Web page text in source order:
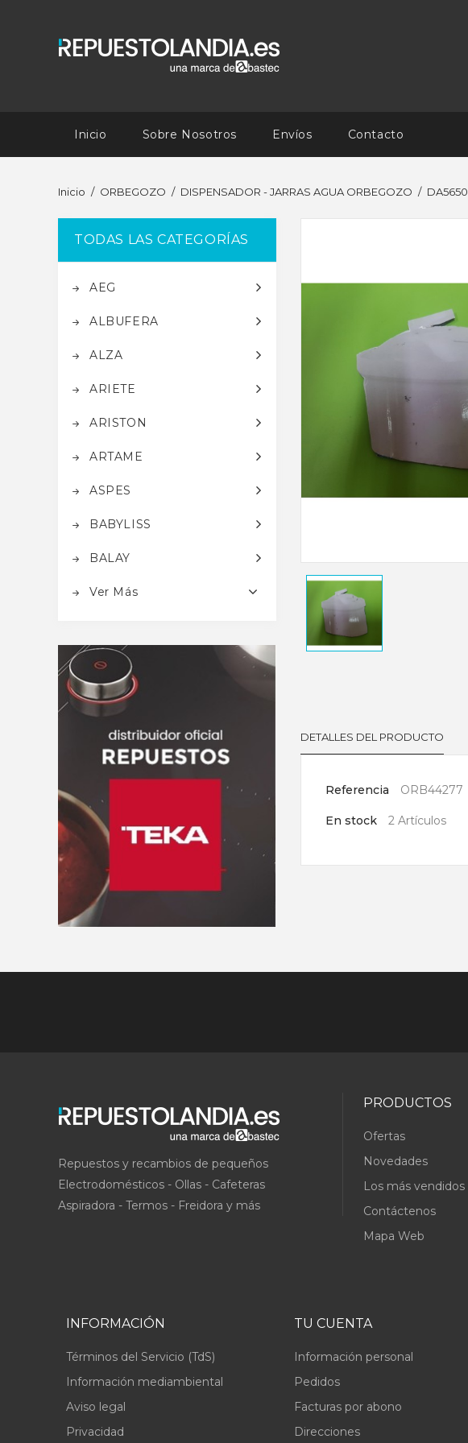
Inicio Sobre Nosotros Envíos Contacto
Inicio ORBEGOZO DISPENSADOR - JARRAS AGUA ORBEGOZO DA5650
TODAS LAS CATEGORÍAS
AEG
ALBUFERA
ALZA
ARIETE
ARISTON
ARTAME
ASPES
BABYLISS
BALAY
Ver Más
DETALLES DEL PRODUCTO
Referencia ORB44277
En stock 2 Artículos
Repuestos y recambios de pequeños
Electrodomésticos - Ollas - Cafeteras
Aspiradora - Termos - Freidora y más
PRODUCTOS
Ofertas
Novedades
Los más vendidos
Contáctenos
Mapa Web
INFORMACIÓN
Términos del Servicio (TdS)
Información mediambiental
Aviso legal
Privacidad
TU CUENTA
Información personal
Pedidos
Facturas por abono
Direcciones